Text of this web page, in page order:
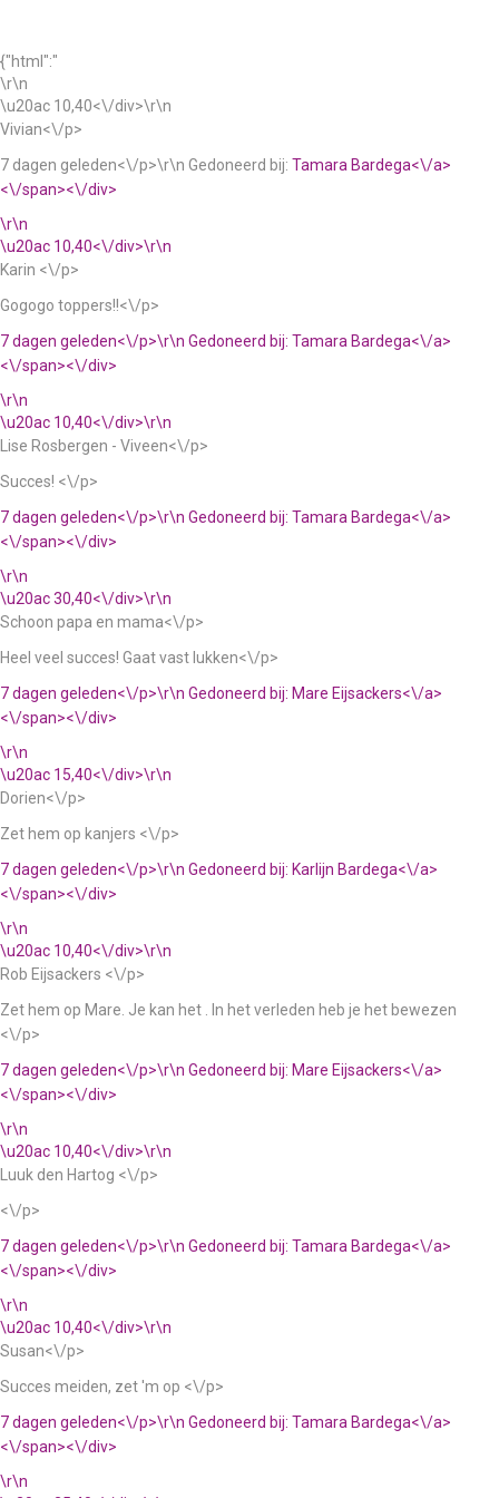
{"html":"
\r\n
\u20ac 10,40<\/div>\r\n
Vivian<\/p>
7 dagen geleden<\/p>\r\n Gedoneerd bij: Tamara Bardega<\/a>
<\/span><\/div>
\r\n
\u20ac 10,40<\/div>\r\n
Karin <\/p>
Gogogo toppers!!<\/p>
7 dagen geleden<\/p>\r\n Gedoneerd bij: Tamara Bardega<\/a>
<\/span><\/div>
\r\n
\u20ac 10,40<\/div>\r\n
Lise Rosbergen - Viveen<\/p>
Succes! <\/p>
7 dagen geleden<\/p>\r\n Gedoneerd bij: Tamara Bardega<\/a>
<\/span><\/div>
\r\n
\u20ac 30,40<\/div>\r\n
Schoon papa en mama<\/p>
Heel veel succes! Gaat vast lukken<\/p>
7 dagen geleden<\/p>\r\n Gedoneerd bij: Mare Eijsackers<\/a>
<\/span><\/div>
\r\n
\u20ac 15,40<\/div>\r\n
Dorien<\/p>
Zet hem op kanjers <\/p>
7 dagen geleden<\/p>\r\n Gedoneerd bij: Karlijn Bardega<\/a>
<\/span><\/div>
\r\n
\u20ac 10,40<\/div>\r\n
Rob Eijsackers <\/p>
Zet hem op Mare. Je kan het . In het verleden heb je het bewezen
<\/p>
7 dagen geleden<\/p>\r\n Gedoneerd bij: Mare Eijsackers<\/a>
<\/span><\/div>
\r\n
\u20ac 10,40<\/div>\r\n
Luuk den Hartog <\/p>
<\/p>
7 dagen geleden<\/p>\r\n Gedoneerd bij: Tamara Bardega<\/a>
<\/span><\/div>
\r\n
\u20ac 10,40<\/div>\r\n
Susan<\/p>
Succes meiden, zet 'm op <\/p>
7 dagen geleden<\/p>\r\n Gedoneerd bij: Tamara Bardega<\/a>
<\/span><\/div>
\r\n